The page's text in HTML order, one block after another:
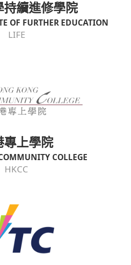
持續進修學院
OF FURTHER EDUCATION
LIFE
專上學院
COLLEGE
HKCC